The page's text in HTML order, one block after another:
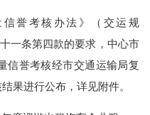
誉考核办法》（交运规
一条第四款的要求，中心市
信誉考核经市交通运输局复
果进行公布，详见附件。